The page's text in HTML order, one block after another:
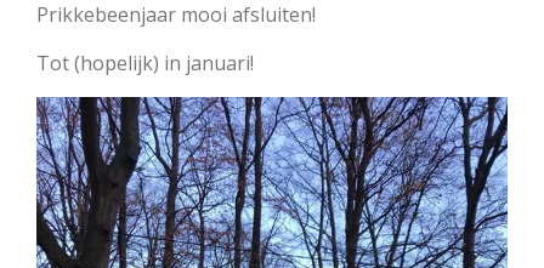
Prikkebeenjaar mooi afsluiten!
Tot (hopelijk) in januari!